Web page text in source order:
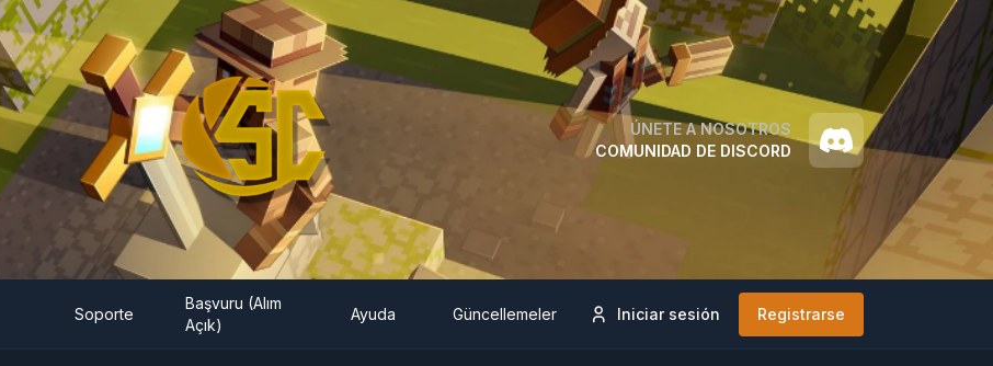
ÚNETE A NOSOTROS
COMUNIDAD DE DISCORD
Iniciar sesión Registrarse
Soporte
Başvuru (Alım
Açık)
Ayuda Güncellemeler